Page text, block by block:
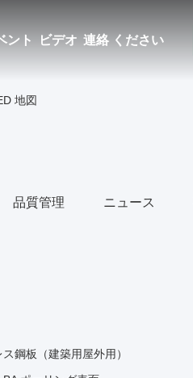
ント ビデオ 連絡 ください
地図
品質管理 ニュース
鋼板（建築用屋外用）